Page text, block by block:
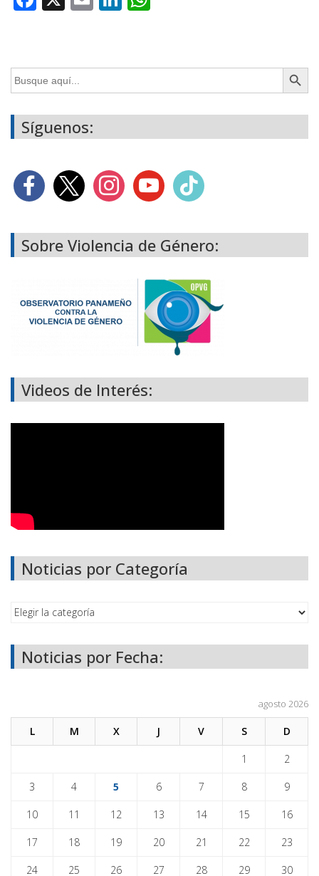
Buscar: Botón de
Síguenos:
Sobre Violencia de Género:
Videos de Interés:
Noticias por Categoría
Noticias por Fecha:
agosto 2026
L M X J V S D
1 2
3 4 5 6 7 8 9
10 11 12 13 14 15 16
17 18 19 20 21 22 23
24 25 26 27 28 29 30